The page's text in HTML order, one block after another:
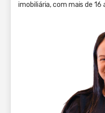
imobiliária, com mais de 16